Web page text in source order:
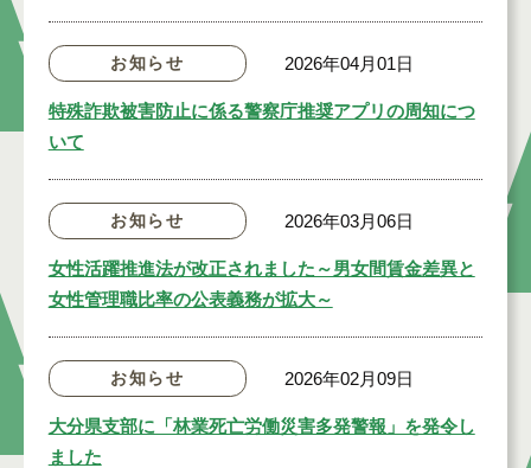
お知らせ 2026年04月01日
特殊詐欺被害防止に係る警察庁推奨アプリの周知につ
いて
お知らせ 2026年03月06日
女性活躍推進法が改正されました～男女間賃金差異と
女性管理職比率の公表義務が拡大～
お知らせ 2026年02月09日
大分県支部に「林業死亡労働災害多発警報」を発令し
ました